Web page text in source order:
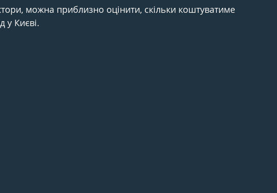
можна приблизно оцінити, скільки коштуватиме
у Києві.